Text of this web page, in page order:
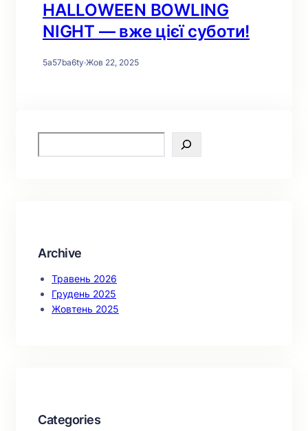
HALLOWEEN BOWLING
NIGHT — вже цієї суботи!
5a57ba6ty·Жов 22, 2025
e
Archive
Травень 2026
Грудень 2025
Жовтень 2025
Categories